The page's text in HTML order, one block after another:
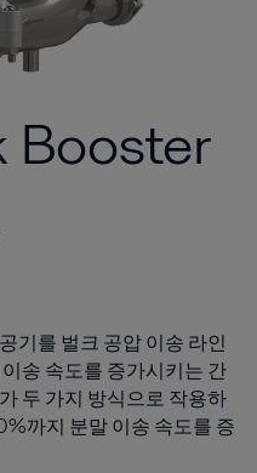
Booster
기를 벌크 공압 이송 라인
송 속도를 증가시키는 간
두 가지 방식으로 작용하
까지 분말 이송 속도를 증